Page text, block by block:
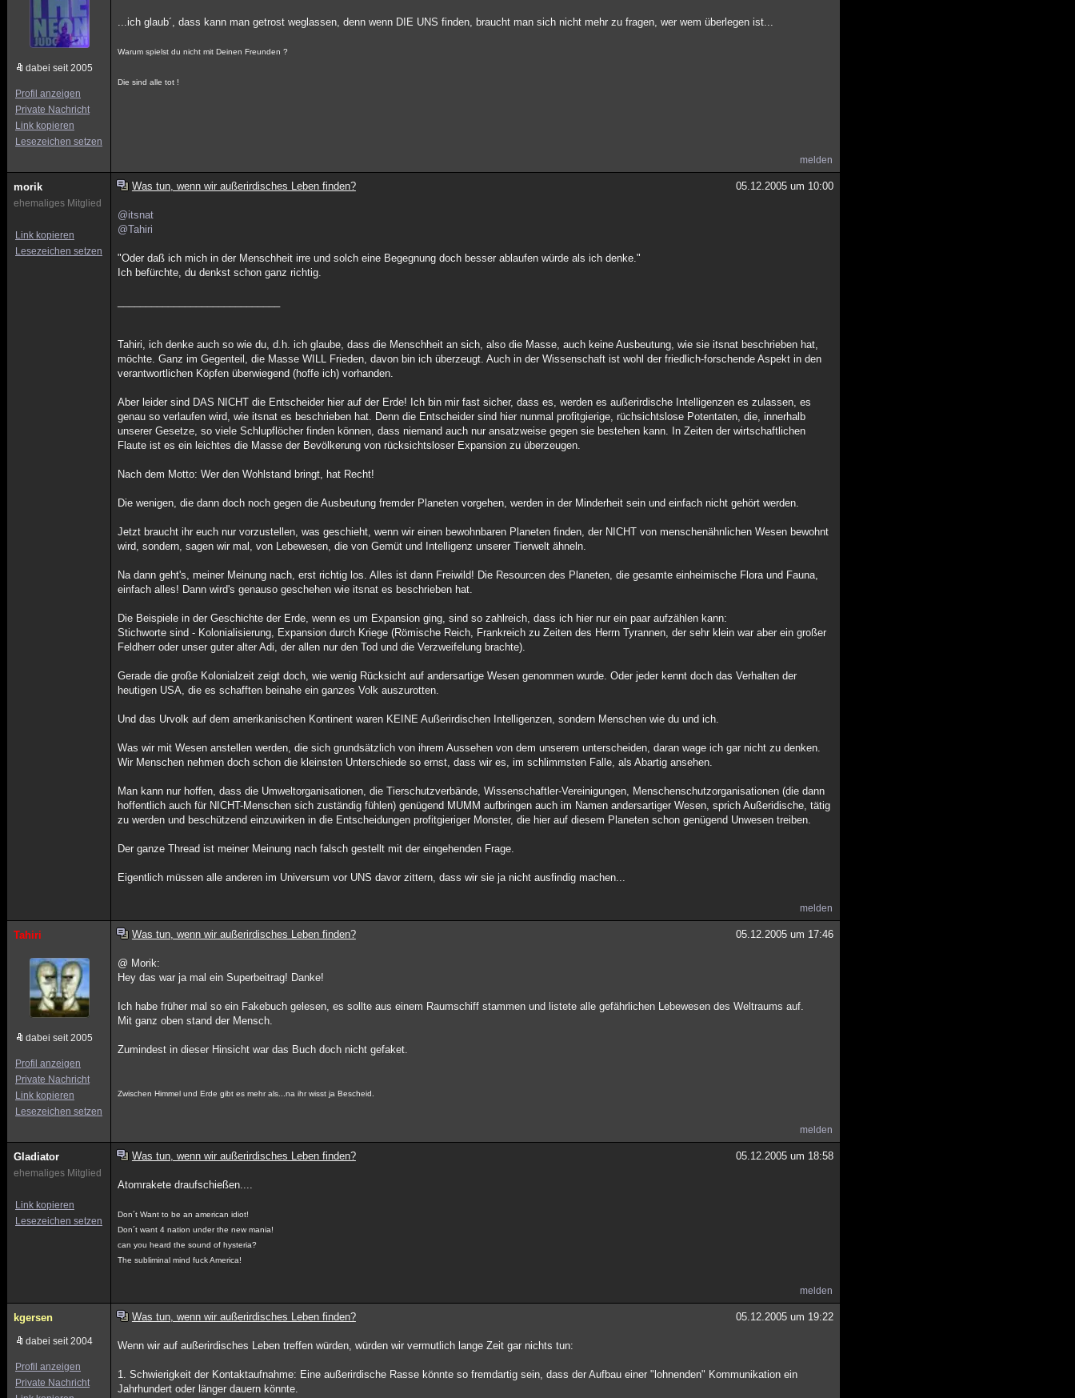
dabei seit 2005
Profil anzeigen
Private Nachricht
Link kopieren
Lesezeichen setzen
...ich glaub´, dass kann man getrost weglassen, denn wenn DIE UNS finden, braucht man sich nicht mehr zu fragen, wer wem überlegen ist...
Warum spielst du nicht mit Deinen Freunden ?
Die sind alle tot !
melden
morik
ehemaliges Mitglied
Link kopieren
Lesezeichen setzen
Was tun, wenn wir außerirdisches Leben finden? 05.12.2005 um 10:00
@itsnat
@Tahiri
"Oder daß ich mich in der Menschheit irre und solch eine Begegnung doch besser ablaufen würde als ich denke."
Ich befürchte, du denkst schon ganz richtig.
Tahiri, ich denke auch so wie du, d.h. ich glaube, dass die Menschheit an sich, also die Masse, auch keine Ausbeutung, wie sie itsnat beschrieben hat,
möchte. Ganz im Gegenteil, die Masse WILL Frieden, davon bin ich überzeugt. Auch in der Wissenschaft ist wohl der friedlich-forschende Aspekt in den
verantwortlichen Köpfen überwiegend (hoffe ich) vorhanden.
Aber leider sind DAS NICHT die Entscheider hier auf der Erde! Ich bin mir fast sicher, dass es, werden es außerirdische Intelligenzen es zulassen, es
genau so verlaufen wird, wie itsnat es beschrieben hat. Denn die Entscheider sind hier nunmal profitgierige, rüchsichtslose Potentaten, die, innerhalb
unserer Gesetze, so viele Schlupflöcher finden können, dass niemand auch nur ansatzweise gegen sie bestehen kann. In Zeiten der wirtschaftlichen
Flaute ist es ein leichtes die Masse der Bevölkerung von rücksichtsloser Expansion zu überzeugen.
Nach dem Motto: Wer den Wohlstand bringt, hat Recht!
Die wenigen, die dann doch noch gegen die Ausbeutung fremder Planeten vorgehen, werden in der Minderheit sein und einfach nicht gehört werden.
Jetzt braucht ihr euch nur vorzustellen, was geschieht, wenn wir einen bewohnbaren Planeten finden, der NICHT von menschenähnlichen Wesen bewohnt
wird, sondern, sagen wir mal, von Lebewesen, die von Gemüt und Intelligenz unserer Tierwelt ähneln.
Na dann geht's, meiner Meinung nach, erst richtig los. Alles ist dann Freiwild! Die Resourcen des Planeten, die gesamte einheimische Flora und Fauna,
einfach alles! Dann wird's genauso geschehen wie itsnat es beschrieben hat.
Die Beispiele in der Geschichte der Erde, wenn es um Expansion ging, sind so zahlreich, dass ich hier nur ein paar aufzählen kann:
Stichworte sind - Kolonialisierung, Expansion durch Kriege (Römische Reich, Frankreich zu Zeiten des Herrn Tyrannen, der sehr klein war aber ein großer
Feldherr oder unser guter alter Adi, der allen nur den Tod und die Verzweifelung brachte).
Gerade die große Kolonialzeit zeigt doch, wie wenig Rücksicht auf andersartige Wesen genommen wurde. Oder jeder kennt doch das Verhalten der
heutigen USA, die es schafften beinahe ein ganzes Volk auszurotten.
Und das Urvolk auf dem amerikanischen Kontinent waren KEINE Außerirdischen Intelligenzen, sondern Menschen wie du und ich.
Was wir mit Wesen anstellen werden, die sich grundsätzlich von ihrem Aussehen von dem unserem unterscheiden, daran wage ich gar nicht zu denken.
Wir Menschen nehmen doch schon die kleinsten Unterschiede so ernst, dass wir es, im schlimmsten Falle, als Abartig ansehen.
Man kann nur hoffen, dass die Umweltorganisationen, die Tierschutzverbände, Wissenschaftler-Vereinigungen, Menschenschutzorganisationen (die dann
hoffentlich auch für NICHT-Menschen sich zuständig fühlen) genügend MUMM aufbringen auch im Namen andersartiger Wesen, sprich Außeridische, tätig
zu werden und beschützend einzuwirken in die Entscheidungen profitgieriger Monster, die hier auf diesem Planeten schon genügend Unwesen treiben.
Der ganze Thread ist meiner Meinung nach falsch gestellt mit der eingehenden Frage.
Eigentlich müssen alle anderen im Universum vor UNS davor zittern, dass wir sie ja nicht ausfindig machen...
melden
Tahiri
dabei seit 2005
Profil anzeigen
Private Nachricht
Link kopieren
Lesezeichen setzen
Was tun, wenn wir außerirdisches Leben finden? 05.12.2005 um 17:46
@ Morik:
Hey das war ja mal ein Superbeitrag! Danke!
Ich habe früher mal so ein Fakebuch gelesen, es sollte aus einem Raumschiff stammen und listete alle gefährlichen Lebewesen des Weltraums auf.
Mit ganz oben stand der Mensch.
Zumindest in dieser Hinsicht war das Buch doch nicht gefaket.
Zwischen Himmel und Erde gibt es mehr als...na ihr wisst ja Bescheid.
melden
Gladiator
ehemaliges Mitglied
Link kopieren
Lesezeichen setzen
Was tun, wenn wir außerirdisches Leben finden? 05.12.2005 um 18:58
Atomrakete draufschießen....
Don´t Want to be an american idiot!
Don´t want 4 nation under the new mania!
can you heard the sound of hysteria?
The subliminal mind fuck America!
melden
kgersen
dabei seit 2004
Profil anzeigen
Private Nachricht
Was tun, wenn wir außerirdisches Leben finden? 05.12.2005 um 19:22
Wenn wir auf außerirdisches Leben treffen würden, würden wir vermutlich lange Zeit gar nichts tun:
1. Schwierigkeit der Kontaktaufnahme: Eine außerirdische Rasse könnte so fremdartig sein, dass der Aufbau einer "lohnenden" Kommunikation ein
Jahrhundert oder länger dauern könnte.